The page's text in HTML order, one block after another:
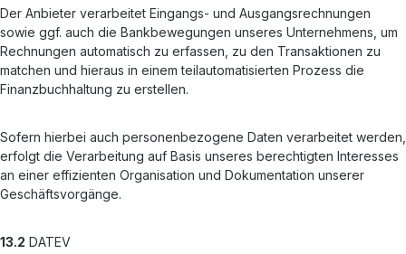
Der Anbieter verarbeitet Eingangs- und Ausgangsrechnungen
sowie ggf. auch die Bankbewegungen unseres Unternehmens, um
Rechnungen automatisch zu erfassen, zu den Transaktionen zu
matchen und hieraus in einem teilautomatisierten Prozess die
Finanzbuchhaltung zu erstellen.
Sofern hierbei auch personenbezogene Daten verarbeitet werden,
erfolgt die Verarbeitung auf Basis unseres berechtigten Interesses
an einer effizienten Organisation und Dokumentation unserer
Geschäftsvorgänge.
13.2 DATEV